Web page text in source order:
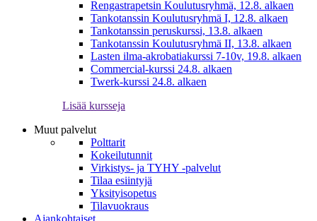
Rengastrapetsin Koulutusryhmä, 12.8. alkaen
Tankotanssin Koulutusryhmä I, 12.8. alkaen
Tankotanssin peruskurssi, 13.8. alkaen
Tankotanssin Koulutusryhmä II, 13.8. alkaen
Lasten ilma-akrobatiakurssi 7-10v, 19.8. alkaen
Commercial-kurssi 24.8. alkaen
Twerk-kurssi 24.8. alkaen
Lisää kursseja
Muut palvelut
Polttarit
Kokeilutunnit
Virkistys- ja TYHY -palvelut
Tilaa esiintyjä
Yksityisopetus
Tilavuokraus
Ajankohtaiset